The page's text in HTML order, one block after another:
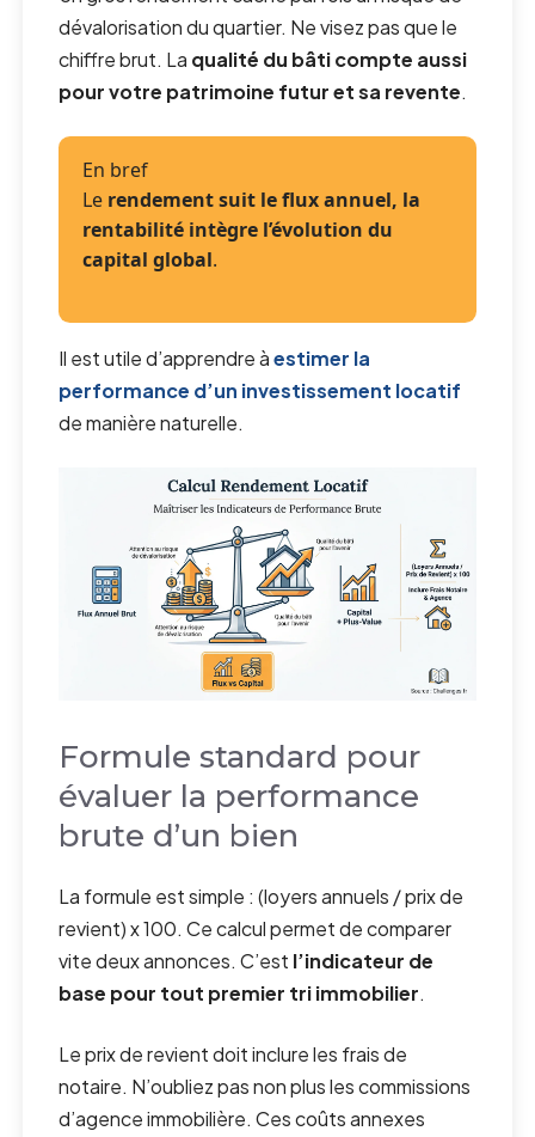
dévalorisation du quartier. Ne visez pas que le
chiffre brut. La qualité du bâti compte aussi
pour votre patrimoine futur et sa revente.
En bref
Le rendement suit le flux annuel, la
rentabilité intègre l’évolution du
capital global.
Il est utile d’apprendre àestimer la
performance d’un investissement locatif
de manière naturelle.
Formule standard pour
évaluer la performance
brute d’un bien
La formule est simple : (loyers annuels / prix de
revient) x 100. Ce calcul permet de comparer
vite deux annonces. C’est l’indicateur de
base pour tout premier tri immobilier.
Le prix de revient doit inclure les frais de
notaire. N’oubliez pas non plus les commissions
d’agence immobilière. Ces coûts annexes